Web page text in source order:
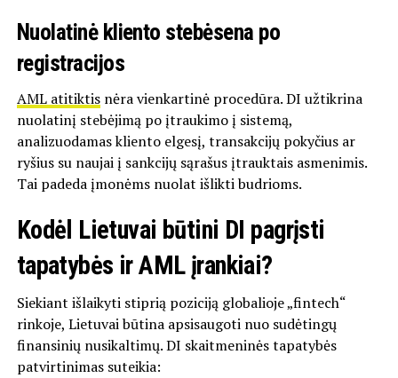
Nuolatinė kliento stebėsena po
registracijos
AML atitiktisnėra vienkartinė procedūra. DI užtikrina
nuolatinį stebėjimą po įtraukimo į sistemą,
analizuodamas kliento elgesį, transakcijų pokyčius ar
ryšius su naujai į sankcijų sąrašus įtrauktais asmenimis.
Tai padeda įmonėms nuolat išlikti budrioms.
Kodėl Lietuvai būtini DI pagrįsti
tapatybės ir AML įrankiai?
Siekiant išlaikyti stiprią poziciją globalioje „fintech“
rinkoje, Lietuvai būtina apsisaugoti nuo sudėtingų
finansinių nusikaltimų. DI skaitmeninės tapatybės
patvirtinimas suteikia: